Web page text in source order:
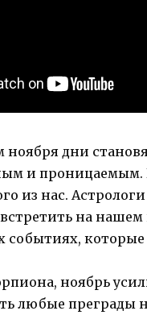
ноября дни
и проницаемым.
из нас.
на
событиях, которые
ноябрь
любые преграды